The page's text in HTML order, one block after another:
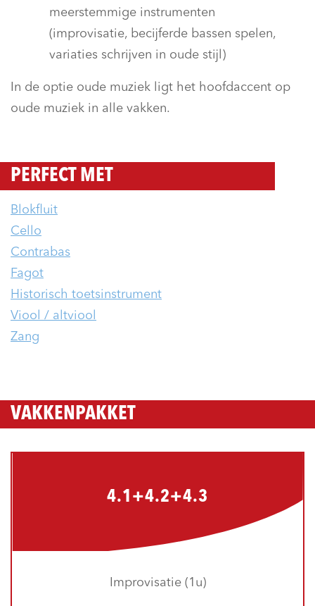
meerstemmige instrumenten
(improvisatie, becijferde bassen spelen,
variaties schrijven in oude stijl)
In de optie oude muziek ligt het hoofdaccent op
oude muziek in alle vakken.
PERFECT MET
Blokfluit
Cello
Contrabas
Fagot
Historisch toetsinstrument
Viool / altviool
Zang
VAKKENPAKKET
4.1+4.2+4.3
Improvisatie (1u)